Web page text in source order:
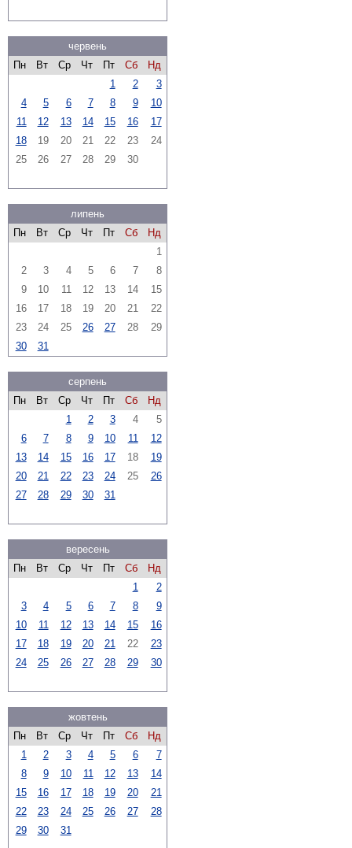
червень
Пн
Вт Ср Чт Пт Сб
Нд
1
2
3
4
5 6 7 8 9
10
11
12 13 14 15 16
17
18
19 20 21 22 23
24
25
26 27 28 29 30
липень
Пн
Вт Ср Чт Пт Сб
Нд
1
2
3 4 5 6 7
8
9
10 11 12 13 14
15
16
17 18 19 20 21
22
23
24 25 26 27 28
29
30
31
серпень
Пн
Вт Ср Чт Пт Сб
Нд
1
2 3 4
5
6
7 8 9 10 11
12
13
14 15 16 17 18
19
20
21 22 23 24 25
26
27
28 29 30 31
вересень
Пн
Вт Ср Чт Пт Сб
Нд
1
2
3
4 5 6 7 8
9
10
11 12 13 14 15
16
17
18 19 20 21 22
23
24
25 26 27 28 29 30
жовтень
Пн
Вт Ср Чт Пт Сб
Нд
1
2 3 4 5 6
7
8
9 10 11 12 13
14
15
16 17 18 19 20
21
22
23 24 25 26 27
28
29
30 31